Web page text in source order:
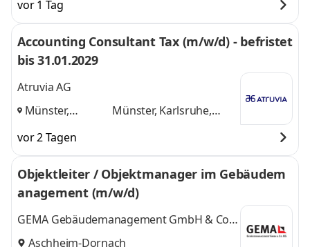
Aschheim
vor 1 Tag
Accounting Consultant Tax (m/w/d) - befristet
bis 31.01.2029
Atruvia AG
Münster,
Aschheim,
Münster, Karlsruhe,
vor 2 Tagen
Objektleiter / Objektmanager im Gebäudem
anagement (m/w/d)
GEMA Gebäudemanagement GmbH & Co.
KGAschheim-Dornach